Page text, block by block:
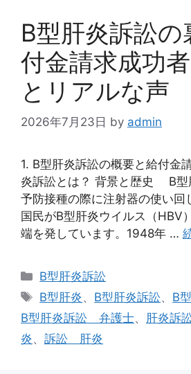
B型肝炎訴訟の
付金請求成功
とリアルな声
2026年7月23日 by admin
1. B型肝炎訴訟の概要と給付金
炎訴訟とは？ 背景と歴史 B型
予防接種の際に注射器の使い回
国民がB型肝炎ウイルス（HBV
端を発しています。1948年 …
カ
テ
リ
ー
B型肝炎訴訟
タ
グ
B型肝炎、 B型肝炎訴訟、 B
B型肝炎訴訟 弁護士、 肝炎訴
炎、 訴訟 肝炎